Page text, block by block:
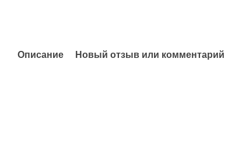
Описание Новый отзыв или комментарий